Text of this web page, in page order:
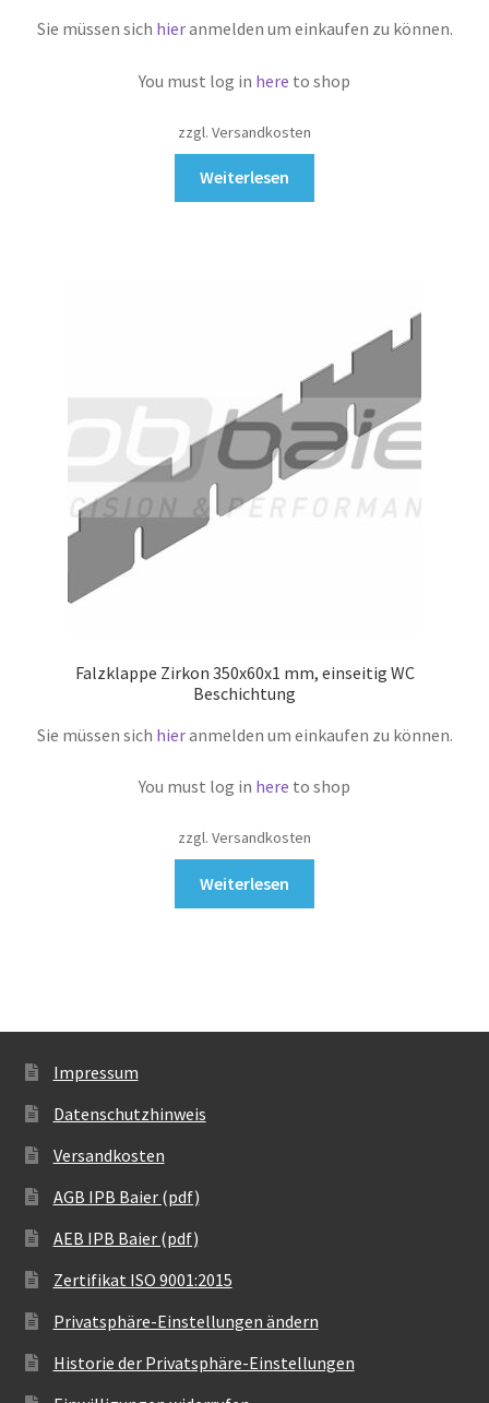
Sie müssen sich hieranmelden um einkaufen zu können.
You must log in here to shop
zzgl. Versandkosten
Weiterlesen
Falzklappe Zirkon 350x60x1 mm, einseitig WC
Beschichtung
Sie müssen sich hieranmelden um einkaufen zu können.
You must log in here to shop
zzgl. Versandkosten
Weiterlesen
Impressum
Datenschutzhinweis
Versandkosten
AGB IPB Baier (pdf)
AEB IPB Baier (pdf)
Zertifikat ISO 9001:2015
Privatsphäre-Einstellungen ändern
Historie der Privatsphäre-Einstellungen